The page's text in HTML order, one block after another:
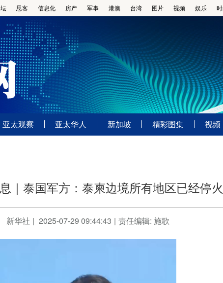
思客 信息化 房产 军事 港澳 台湾 图片 视频 娱乐
亚太观察 亚太华人 新加坡 精彩图集 视频
｜泰国军方：泰柬边境所有地区已经停火
新华社 | 2025-07-29 09:44:43 | 责任编辑: 施歌